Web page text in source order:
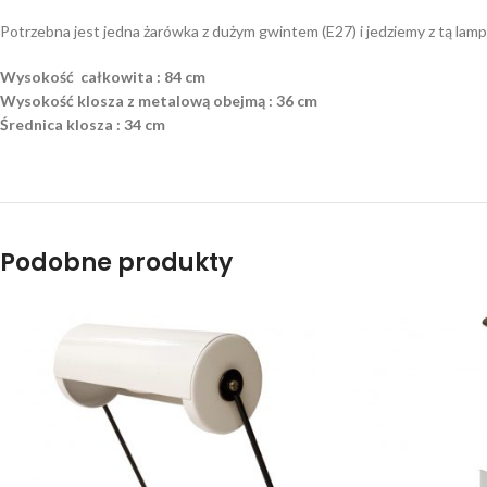
Potrzebna jest jedna żarówka z dużym gwintem (E27) i jedziemy z tą
Wysokość całkowita : 84 cm
Wysokość klosza z metalową obejmą : 36 cm
Średnica klosza : 34 cm
Podobne produkty